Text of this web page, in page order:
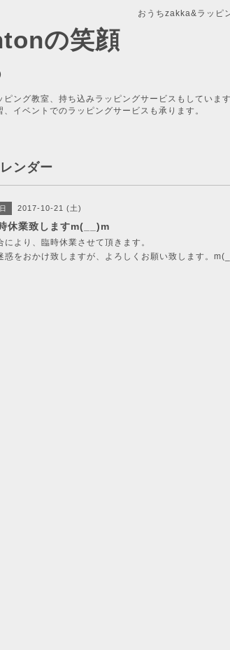
おうちzakka&ラッ
の笑顔
ング教室、持ち込みラッピングサービスもしていま
イベントでのラッピングサービスも承ります。
ンダー
2017-10-21 (土)
休業致しますm(__)m
により、臨時休業させて頂きます。
惑をおかけ致しますが、よろしくお願い致します。